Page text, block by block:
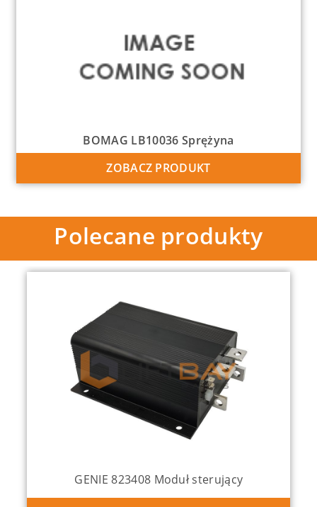
BOMAG LB10036 Sprężyna
ZOBACZ PRODUKT
Polecane produkty
GENIE 823408 Moduł sterujący